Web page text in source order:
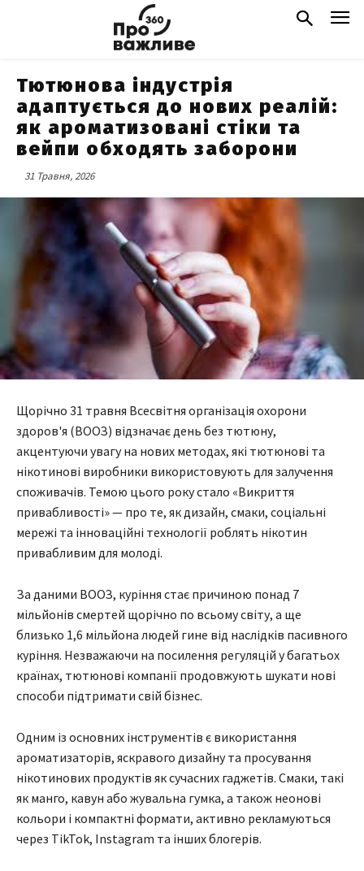
Тютюнова індустрія
адаптується до нових реалій:
як ароматизовані стіки та
вейпи обходять заборони
31 Травня, 2026
Щорічно 31 травня Всесвітня організація охорони
здоров'я (ВООЗ) відзначає день без тютюну,
акцентуючи увагу на нових методах, які тютюнові та
нікотинові виробники використовують для залучення
споживачів. Темою цього року стало «Викриття
привабливості» — про те, як дизайн, смаки, соціальні
мережі та інноваційні технології роблять нікотин
привабливим для молоді.
За даними ВООЗ, куріння стає причиною понад 7
мільйонів смертей щорічно по всьому світу, а ще
близько 1,6 мільйона людей гине від наслідків пасивного
куріння. Незважаючи на посилення регуляцій у багатьох
країнах, тютюнові компанії продовжують шукати нові
способи підтримати свій бізнес.
Одним із основних інструментів є використання
ароматизаторів, яскравого дизайну та просування
нікотинових продуктів як сучасних гаджетів. Смаки, такі
як манго, кавун або жувальна гумка, а також неонові
кольори і компактні формати, активно рекламуються
через TikTok, Instagram та інших блогерів.